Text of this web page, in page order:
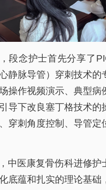
段念护士首先分享了
静脉导管）穿刺技术的
操作视频演示、典型病
导下改良塞丁格技术的
穿刺角度控制、导管定
中医康复骨伤科进修护
底蕴和扎实的理论基础